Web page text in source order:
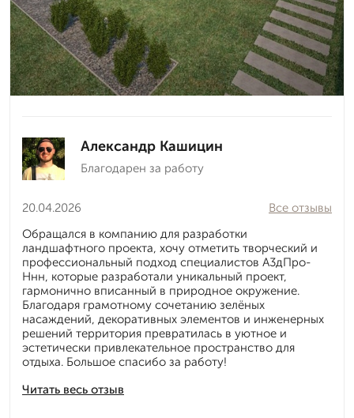
Александр Кашицин
Благодарен за работу
20.04.2026
Читать весь отзыв
Все отзывы
Обращался в компанию для разработки
ландшафтного проекта, хочу отметить творческий и
профессиональный подход специалистов А3дПро-
Ннн, которые разработали уникальный проект,
гармонично вписанный в природное окружение.
Благодаря грамотному сочетанию зелёных
насаждений, декоративных элементов и инженерных
решений территория превратилась в уютное и
эстетически привлекательное пространство для
отдыха. Большое спасибо за работу!